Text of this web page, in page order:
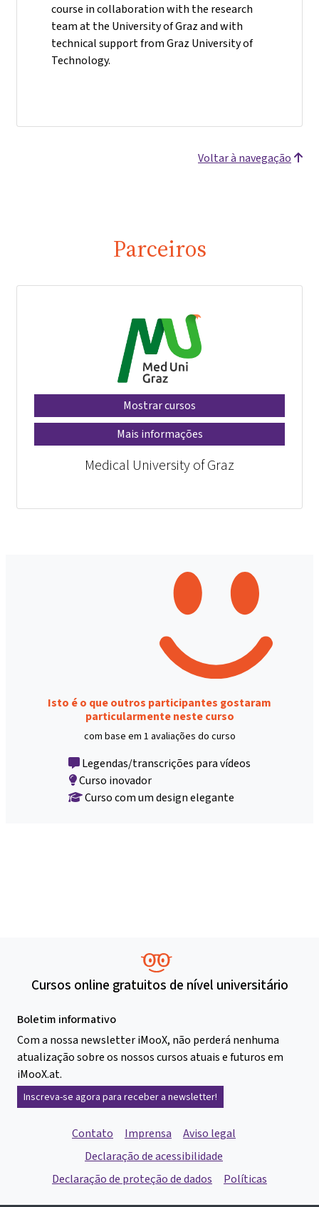
course in collaboration with the research
team at the University of Graz and with
technical support from Graz University of
Technology.
Voltar à navegação
Parceiros
Mostrar cursos
Mais informações
Medical University of Graz
Isto é o que outros participantes gostaram
particularmente neste curso
com base em 1 avaliações do curso
Legendas/transcrições para vídeos
Curso inovador
Curso com um design elegante
Cursos online gratuitos de nível universitário
Boletim informativo
Com a nossa newsletter iMooX, não perderá nenhuma
atualização sobre os nossos cursos atuais e futuros em
iMooX.at.
Inscreva-se agora para receber a newsletter!
Contato Imprensa
Aviso legal
Declaração de acessibilidade
Declaração de proteção de dados
Políticas